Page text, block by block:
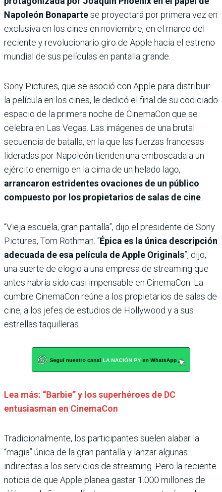
Napoleón Bonapartese proyectará por primera vez en
exclusiva en los cines en noviembre, en el marco del
reciente y revolucionario giro de Apple hacia el estreno
mundial de sus películas en pantalla grande.
Sony Pictures, que se asoció con Apple para distribuir
la película en los cines, le dedicó el final de su codiciado
espacio de la primera noche de CinemaCon que se
celebra en Las Vegas. Las imágenes de una brutal
secuencia de batalla, en la que las fuerzas francesas
lideradas por Napoleón tienden una emboscada a un
ejército enemigo en la cima de un helado lago,
arrancaron estridentes ovaciones de un público
compuesto por los propietarios de salas de cine.
“Vieja escuela, gran pantalla”, dijo el presidente de Sony
Pictures, Tom Rothman. “Épica es la única descripción
adecuada de esa película de Apple Originals”, dijo,
una suerte de elogio a una empresa de streaming que
antes habría sido casi impensable en CinemaCon. La
cumbre CinemaCon reúne a los propietarios de salas de
cine, a los jefes de estudios de Hollywood y a sus
estrellas taquilleras.
Lea más: “Barbie” y los superhéroes de DC
entusiasman en CinemaCon
Tradicionalmente, los participantes suelen alabar la
“magia” única de la gran pantalla y lanzar algunas
indirectas a los servicios de streaming. Pero la reciente
noticia de que Apple planea gastar 1.000 millones de